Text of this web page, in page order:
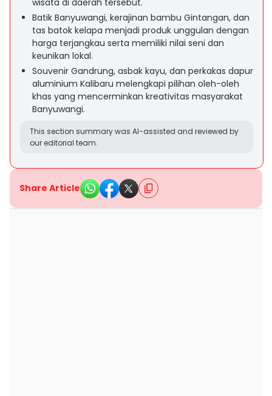
wisata di daerah tersebut.
Batik Banyuwangi, kerajinan bambu Gintangan, dan
tas batok kelapa menjadi produk unggulan dengan
harga terjangkau serta memiliki nilai seni dan
keunikan lokal.
Souvenir Gandrung, asbak kayu, dan perkakas dapur
aluminium Kalibaru melengkapi pilihan oleh-oleh
khas yang mencerminkan kreativitas masyarakat
Banyuwangi.
This section summary was AI-assisted and reviewed by
our editorial team.
Share Article